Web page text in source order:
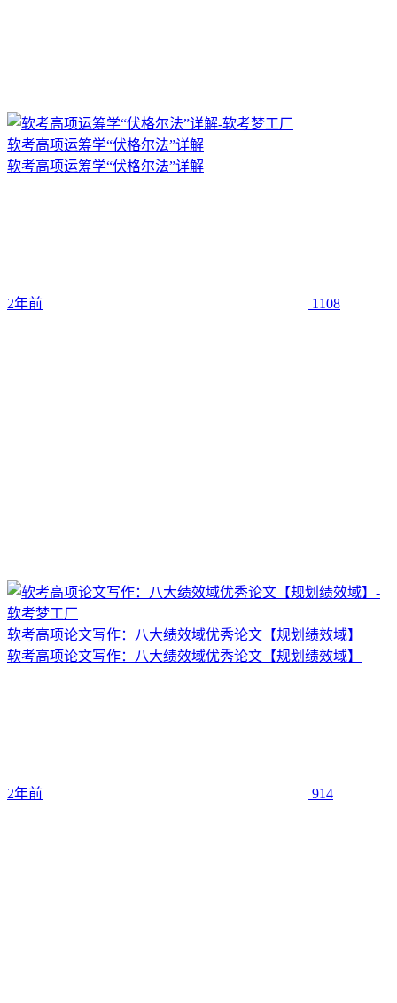
软考高项运筹学“伏格尔法”详解
软考高项运筹学“伏格尔法”详解
2年前 1108
软考高项论文写作：八大绩效域优秀论文【规划绩效域】
软考高项论文写作：八大绩效域优秀论文【规划绩效域】
2年前 914